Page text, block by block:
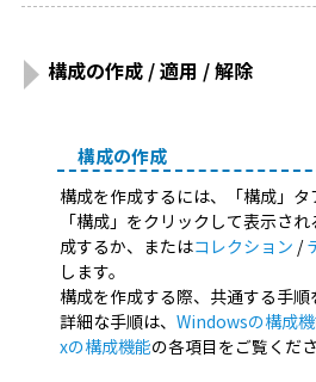
構成の作成 / 適用 / 解除
構成の作成
構成を作成するには、「構成」
「構成」をクリックして表示さ
成するか、またはコレクション /
します。
構成を作成する際、共通する手
詳細な手順は、 Windowsの構成
xの構成機能の各項目をご覧くださ